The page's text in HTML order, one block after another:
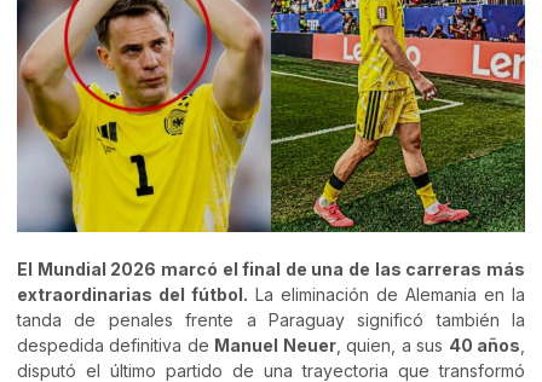
El Mundial 2026 marcó el final de una de las carreras más
extraordinarias del fútbol. La eliminación de Alemania en la
tanda de penales frente a Paraguay significó también la
despedida definitiva de Manuel Neuer, quien, a sus 40 años
disputó el último partido de una trayectoria que transformó